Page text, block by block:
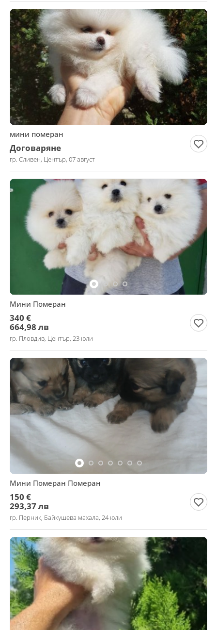
мини померан
Договаряне
гр. Сливен, Център, 07 август
Мини Померан
340 €
664,98 лв
гр. Пловдив, Център, 23 юли
Мини Померан Померан
150 €
293,37 лв
гр. Перник, Байкушева махала, 24 юли